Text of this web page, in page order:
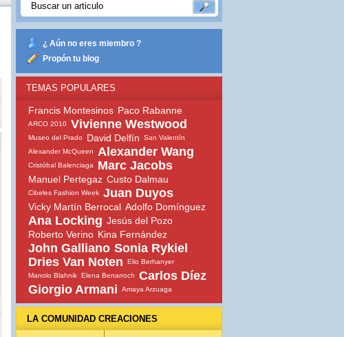
¿ Aún no eres miembro ?
Propón tu blog
TEMAS POPULARES
Francis Montesinos Paco Rabanne
ARCO 2010 Vivienne Westwood
Museo del Prado David Delfín
San Valentín
Alexander McQueen
Alexander Wang
Cristóbal Balenciaga Marc Jacobs
Manuel Pertegaz Custo Dalmau
Cibeles Fashion Week Juan Duyos
Vicky Martín Berrocal Adolfo Domínguez
Ana Locking Jesús del Pozo
Roberto Verino Kina Fernández
John Galliano Sonia Rykiel
Dries Van Noten
Elio Berhanyer
Manolo Blahnik Elena Benarroch
Carlos Díez
Giorgio Armani
Amaya Arzuaga
LA COMUNIDAD CREACIONES